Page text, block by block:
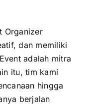
Organizer
dan memiliki
adalah mitra
itu, tim kami
hingga
berjalan